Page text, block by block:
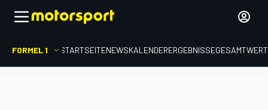
FORMEL 1 STARTSEITENEWSKALENDERERGEBNISSE